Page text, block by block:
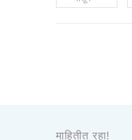
माहितीत रहा!